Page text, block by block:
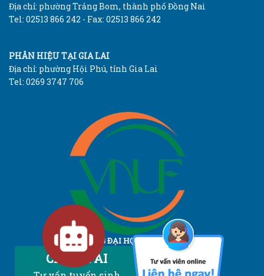
Địa chỉ: phường Trảng Bom, thành phố Đồng Nai
Tel: 02513 866 242 - Fax: 02513 866 242
PHÂN HIỆU TẠI GIA LAI
Địa chỉ: phường Hội Phú, tỉnh Gia Lai
Tel: 0269 3747 706
TRƯỜNG ĐẠI HỌC LÂM NGHIỆP
Vietnam National University of Forestry
Chatbot AI